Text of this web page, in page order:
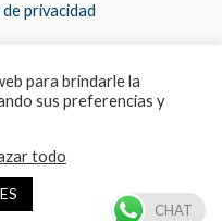
privacidad
incluyen el IVA.
para brindarle la
sus preferencias y
todo
CHAT